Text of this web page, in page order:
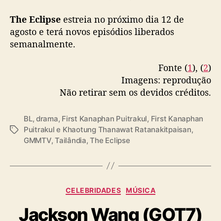
The Eclipse estreia no próximo dia 12 de
agosto e terá novos episódios liberados
semanalmente.
Fonte (1), (2)
Imagens: reprodução
Não retirar sem os devidos créditos.
T
BL, drama, First Kanaphan Puitrakul, First Kanaphan
Puitrakul e Khaotung Thanawat Ratanakitpaisan,
GMMTV,Tailândia,The Eclipse
C
t
CELEBRIDADES MÚSICA
Jackson Wang (GOT7)